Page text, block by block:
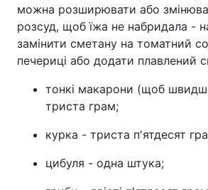
можна розширювати або
розсуд, щоб їжа не набридала -
замінити сметану на томатний
печериці або додати плавлений
тонкі макарони (щоб
триста грам;
курка - триста п'ятдесят
цибуля - одна штука;